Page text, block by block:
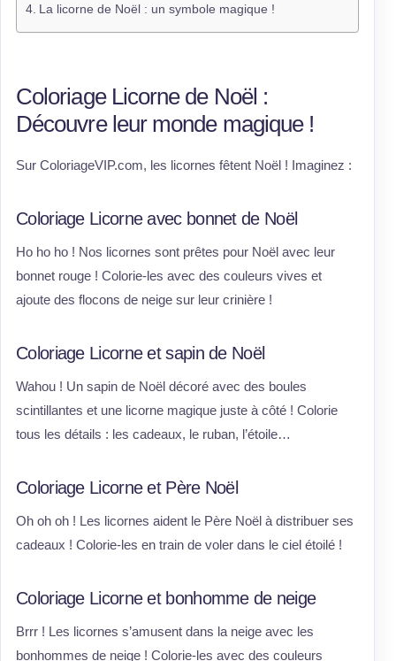
La licorne de Noël : un symbole magique !
Coloriage Licorne de Noël :
Découvre leur monde magique !
Sur ColoriageVIP.com, les licornes fêtent Noël ! Imaginez :
Coloriage Licorne avec bonnet de Noël
Ho ho ho ! Nos licornes sont prêtes pour Noël avec leur
bonnet rouge ! Colorie-les avec des couleurs vives et
ajoute des flocons de neige sur leur crinière !
Coloriage Licorne et sapin de Noël
Wahou ! Un sapin de Noël décoré avec des boules
scintillantes et une licorne magique juste à côté ! Colorie
tous les détails : les cadeaux, le ruban, l’étoile…
Coloriage Licorne et Père Noël
Oh oh oh ! Les licornes aident le Père Noël à distribuer ses
cadeaux ! Colorie-les en train de voler dans le ciel étoilé !
Coloriage Licorne et bonhomme de neige
Brrr ! Les licornes s’amusent dans la neige avec les
bonhommes de neige ! Colorie-les avec des couleurs